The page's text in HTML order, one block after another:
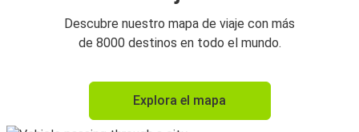
Descubre nuestro mapa de viaje con más
de 8000 destinos en todo el mundo.
Explora el mapa